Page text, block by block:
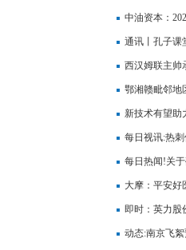
中油资本：
通讯丨孔子课
西汉姆联主帅
赞大卫·莫耶
鄂湘赣毗邻地
新技术有望助
每日视讯:热
西汉姆有2场
每日热闻!关于
大摩：平安好
元|重点聚焦
即时：英力股
订单量稳定
动态:南京飞